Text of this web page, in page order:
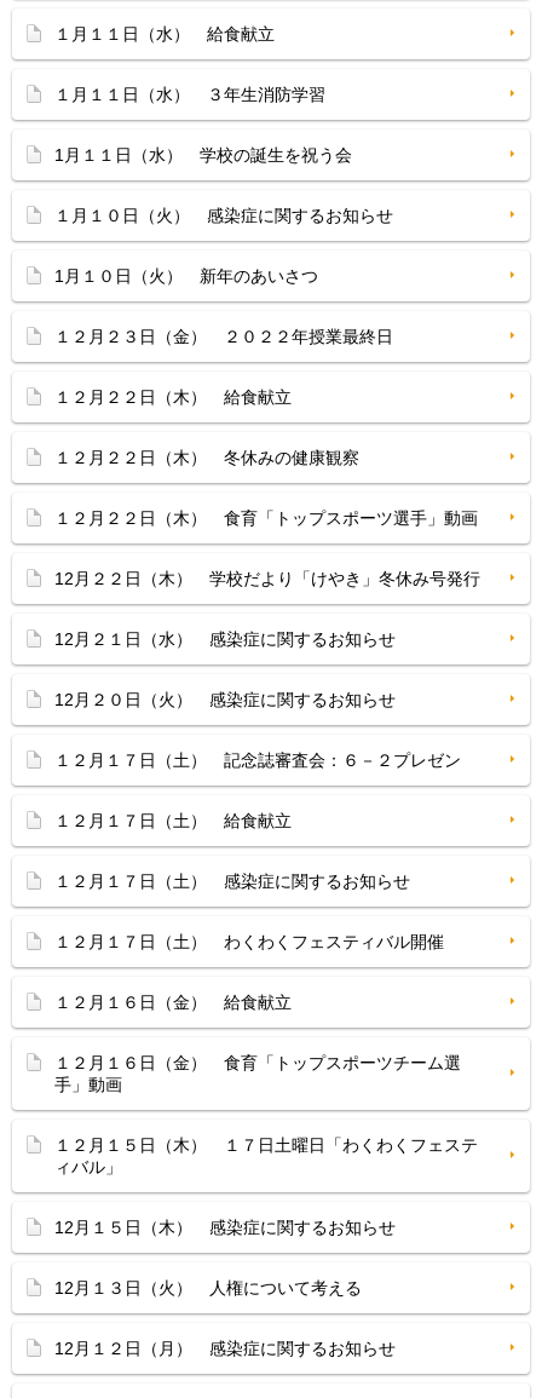
１月１１日（水） 給食献立
１月１１日（水） ３年生消防学習
1月１１日（水） 学校の誕生を祝う会
１月１０日（火） 感染症に関するお知らせ
1月１０日（火） 新年のあいさつ
１２月２３日（金） ２０２２年授業最終日
１２月２２日（木） 給食献立
１２月２２日（木） 冬休みの健康観察
１２月２２日（木） 食育「トップスポーツ選手」動画
12月２２日（木） 学校だより「けやき」冬休み号発行
12月２１日（水） 感染症に関するお知らせ
12月２０日（火） 感染症に関するお知らせ
１２月１７日（土） 記念誌審査会：６－２プレゼン
１２月１７日（土） 給食献立
１２月１７日（土） 感染症に関するお知らせ
１２月１７日（土） わくわくフェスティバル開催
１２月１６日（金） 給食献立
１２月１６日（金） 食育「トップスポーツチーム選
手」動画
１２月１５日（木） １７日土曜日「わくわくフェステ
ィバル」
12月１５日（木） 感染症に関するお知らせ
12月１３日（火） 人権について考える
12月１２日（月） 感染症に関するお知らせ